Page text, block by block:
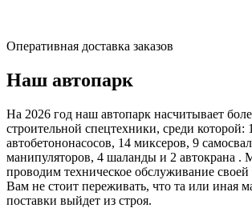
Оперативная доставка заказов
Наш автопарк
На 2026 год наш автопарк насчитывает
строительной спецтехники, среди которой:
автобетононасосов, 14 миксеров, 9
манипуляторов, 4 шаланды и 2 автокрана .
проводим техническое обслуживание
Вам не стоит переживать, что та или иная
поставки выйдет из строя.